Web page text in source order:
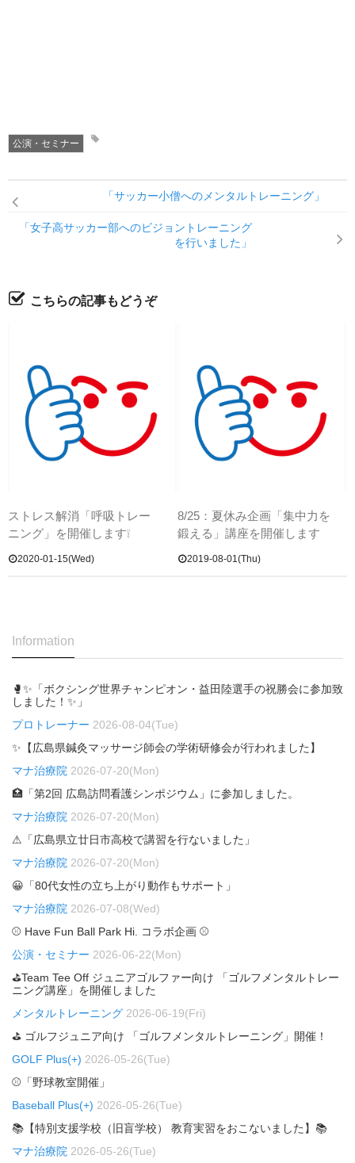
公演・セミナー
「サッカー小僧へのメンタルトレーニング」
「女子高サッカー部へのビジョントレーニング
を行いました」
こちらの記事もどうぞ
ストレス解消「呼吸トレー
ニング」を開催します❕
2020-01-15(Wed)
8/25：夏休み企画「集中力を
鍛える」講座を開催します
2019-08-01(Thu)
Information
🥊✨「ボクシング世界チャンピオン・益田陸選手の祝勝会に参加致
しました！✨」
プロトレーナー 2026-08-04(Tue)
✨【広島県鍼灸マッサージ師会の学術研修会が行われました】
マナ治療院 2026-07-20(Mon)
🏥「第2回 広島訪問看護シンポジウム」に参加しました。
マナ治療院 2026-07-20(Mon)
⚠「広島県立廿日市高校で講習を行ないました」
マナ治療院 2026-07-20(Mon)
😀「80代女性の立ち上がり動作もサポート」
マナ治療院 2026-07-08(Wed)
⚾ Have Fun Ball Park Hi. コラボ企画 ⚾
公演・セミナー 2026-06-22(Mon)
⛳Team Tee Off ジュニアゴルファー向け 「ゴルフメンタルトレー
ニング講座」を開催しました
メンタルトレーニング 2026-06-19(Fri)
⛳ ゴルフジュニア向け 「ゴルフメンタルトレーニング」開催！
GOLF Plus(+) 2026-05-26(Tue)
⚾「野球教室開催」
Baseball Plus(+) 2026-05-26(Tue)
📚【特別支援学校（旧盲学校） 教育実習をおこないました】📚
マナ治療院 2026-05-26(Tue)